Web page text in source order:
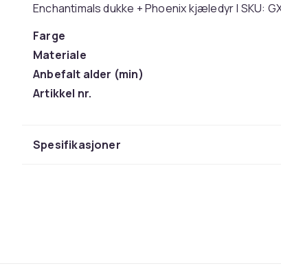
Enchantimals dukke + Phoenix kjæledyr | SKU:
Farge
Materiale
Anbefalt alder (min)
Artikkel nr.
Spesifikasjoner